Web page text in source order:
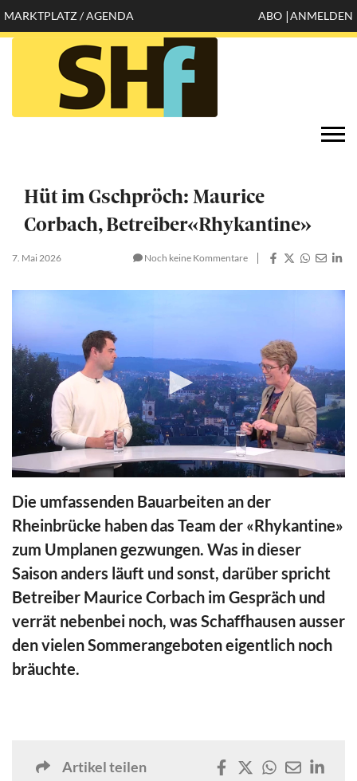
zum
Inhalt
Mobile
header
MARKTPLATZ / AGENDA ANMELDEN
ABO
Hüt im Gschpröch: Maurice
Corbach, Betreiber«Rhykantine»
7. Mai 2026 Noch keine Kommentare
seconds
of
13
minutes,
47
seconds
Die umfassenden Bauarbeiten an der
Rheinbrücke haben das Team der «Rhykantine»
zum Umplanen gezwungen. Was in dieser
Saison anders läuft und sonst, darüber spricht
Betreiber Maurice Corbach im Gespräch und
verrät nebenbei noch, was Schaffhausen ausser
den vielen Sommerangeboten eigentlich noch
bräuchte.
Artikel teilen